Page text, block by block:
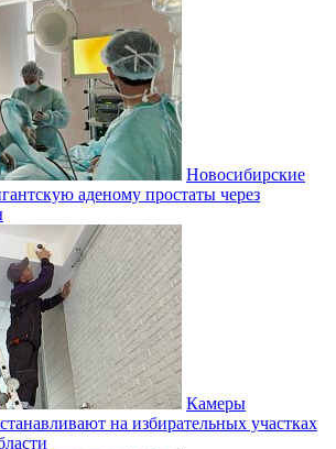
Новосибирские
аденому простаты через
Камеры
на избирательных участках